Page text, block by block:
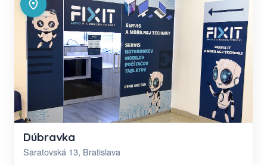
Dúbravka
Saratovská 13, Bratislava